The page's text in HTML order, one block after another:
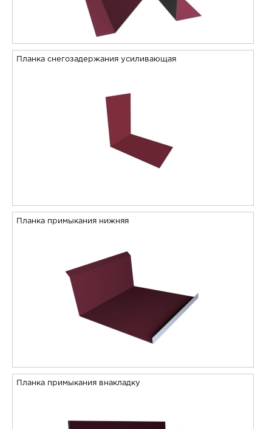
Планка снегозадержания усиливающая
Планка примыкания нижняя
Планка примыкания внакладку